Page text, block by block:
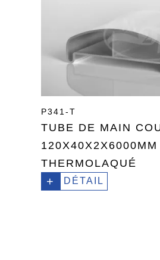
P341-T
TUBE DE MAIN
THERMOLAQUÉ
+ DÉTAIL